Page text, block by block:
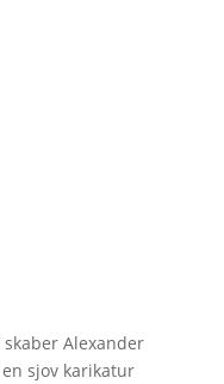
skaber Alexander
sjov karikatur